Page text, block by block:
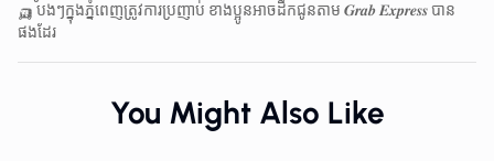
🛺 បងៗក្នុងភ្នំពេញត្រូវការប្រញាប់ ខាងប្អូនអាចដឹកជូនតាម 𝑮𝒓𝒂𝒃 𝑬𝒙𝒑𝒓𝒆𝒔𝒔 បាន
ផងដែរ
You Might Also Like